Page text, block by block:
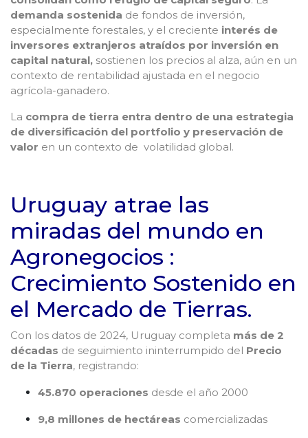
demanda sostenida de fondos de inversión,
especialmente forestales, y el creciente interés de
inversores extranjeros atraídos por inversión en
capital natural, sostienen los precios al alza, aún en un
contexto de rentabilidad ajustada en el negocio
agrícola-ganadero.
La compra de tierra entra dentro de una estrategia
de diversificación del portfolio y preservación de
valor en un contexto de volatilidad global.
Uruguay atrae las
miradas del mundo en
Agronegocios :
Crecimiento Sostenido en
el Mercado de Tierras.
Con los datos de 2024, Uruguay completa más de 2
décadas de seguimiento ininterrumpido del Precio
de la Tierra, registrando:
45.870 operaciones desde el año 2000
9,8 millones de hectáreas comercializadas